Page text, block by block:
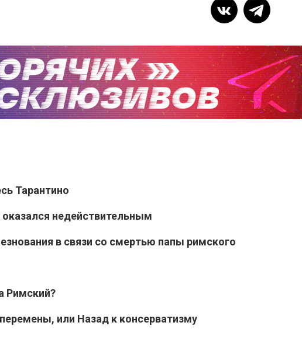
Тарантино
недействительным
в связи со смертью папы римского
Римский?
или Назад к консерватизму